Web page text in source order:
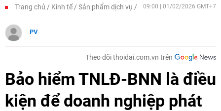
Trang chủ Kinh tế Sản phẩm dịch vụ 09:00 | 01/02/2026 GMT+7
PV
Theo dõi thoidai.com.vn trên
Bảo hiểm TNLĐ-BNN là điều
kiện để doanh nghiệp phát